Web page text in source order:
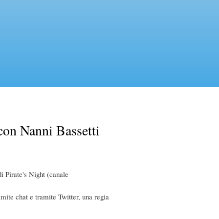
Nanni Bassetti
Pirate's Night (canale
chat e tramite Twitter, una regia